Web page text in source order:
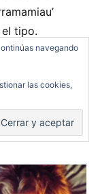
tipo.
navegando
las cookies,